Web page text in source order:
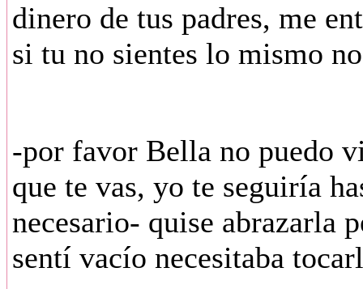
dinero de tus padres, me
si tu no sientes lo mismo
-por favor Bella no puedo
que te vas, yo te seguiría
necesario- quise abrazarla
sentí vacío necesitaba